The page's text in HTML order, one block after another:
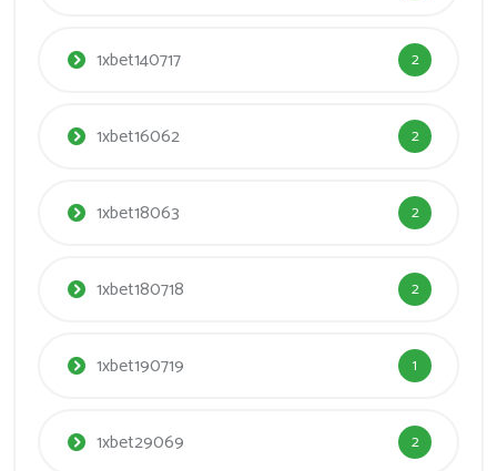
1xbet140717 2
1xbet16062 2
1xbet18063 2
1xbet180718 2
1xbet190719 1
1xbet29069 2